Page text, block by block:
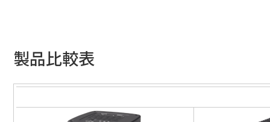
製品比較表